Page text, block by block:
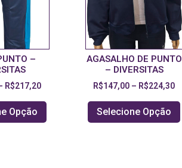
–
R$217,20
Opção
AGASALHO DE PUNTO
– DIVERSITAS
R$147,00 – R$224,30
Selecione Opção